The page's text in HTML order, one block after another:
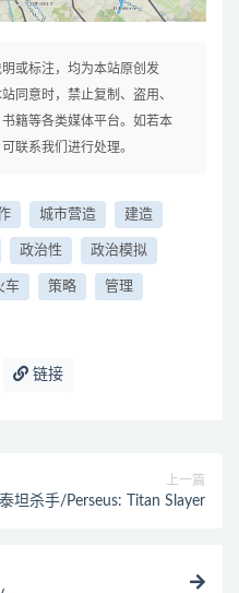
或标注，均为本站原创发
同意时，禁止复制、盗用、
籍等各类媒体平台。如若本
联系我们进行处理。
城市营造 建造
政治性 政治模拟
车 策略 管理
链接
上一篇
坦杀手/Perseus: Titan Slayer